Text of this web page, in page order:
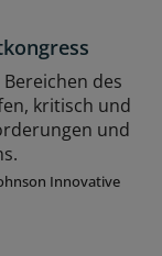
des
kritisch und
und
Innovative